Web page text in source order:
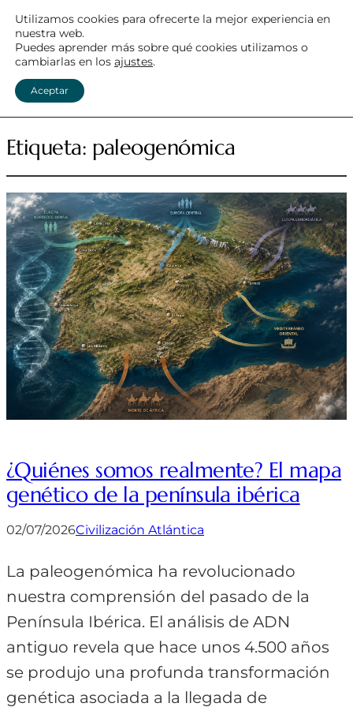
MEGALITISMO ATLÁNTICO
Etiqueta: paleogenómica
¿Quiénes somos realmente? El mapa
genético de la península ibérica
02/07/2026Civilización Atlántica
La paleogenómica ha revolucionado
nuestra comprensión del pasado de la
Península Ibérica. El análisis de ADN
antiguo revela que hace unos 4.500 años
se produjo una profunda transformación
genética asociada a la llegada de
Utilizamos cookies para ofrecerte la mejor experiencia en
nuestra web.
Puedes aprender más sobre qué cookies utilizamos o
cambiarlas en los ajustes.
Aceptar